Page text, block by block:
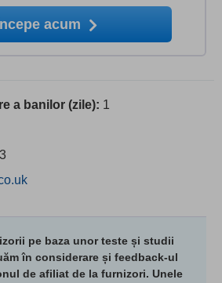
acum
a banilor (zile): 1
3
pe baza unor teste și studii
în considerare și feedback-ul
de afiliat de la furnizori. Unele